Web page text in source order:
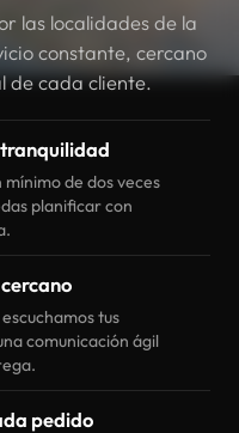
las localidades de la
constante, cercano
de cada cliente.
de dos veces
planificar con
tus
comunicación ágil
pedido